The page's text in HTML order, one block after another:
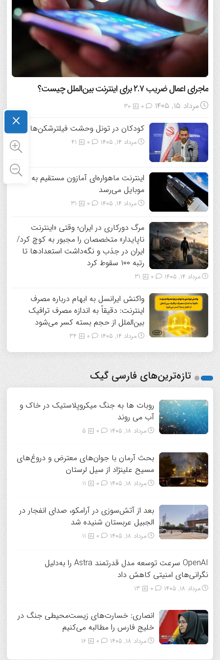
ماجرای اعمال ضریب ۲.۷ برای اینترنت بین‌الملل چیست؟
مرداد ۱۵, ۱۴۰۵ 30
کودکان در تونل وحشت فیلترشکن‌ها
مرداد ۱۴, ۱۴۰۵ 41
اینترنت ماهواره‌ای آمازون مستقیم به
موبایل می‌رسد
مرداد ۱۴, ۱۴۰۵ 31
مرگ دورکاری در ایران؛ وقتی «اینترنت
ناپایدار» متخصصان را مجبور به کوچ کرد/
ایران در جذب و نگه‌داشت استعدادها تا
رتبه ۱۰۰ سقوط کرد
مرداد ۱۴, ۱۴۰۵ 31
واکنش ایرانسل به ابهام درباره مصرف
اینترنت: دقیقاً به اندازه مصرف ترافیک
بین‌الملل از حجم بسته کسر می‌شود
مرداد ۱۴, ۱۴۰۵ 34
تازه‌ترین‌های فارسی گیک
روبات ها به جنگ میکروپلاستیک در خاک و
آب می روند
مرداد ۱۸, ۱۴۰۵ 5
بحث آرمان با جوان‌های معترض و دروغ‌های
مسیح علینژاد از سیل لرستان
مرداد ۱۸, ۱۴۰۵ 11
بعد از آتش‌سوزی در آرامکو، صدای انفجار در
الجبیل عربستان شنیده شد
مرداد ۱۸, ۱۴۰۵ 11
OpenAI سرعت توسعه مدل قدرتمند Astra را به‌دلیل
نگرانی‌های امنیتی کاهش داد
مرداد ۱۸, ۱۴۰۵ 13
انصاری: خسارت‌های زیست‌محیطی جنگ در
خلیج فارس را مطالبه‌ می‌کنیم
مرداد ۱۸, ۱۴۰۵ 16
×